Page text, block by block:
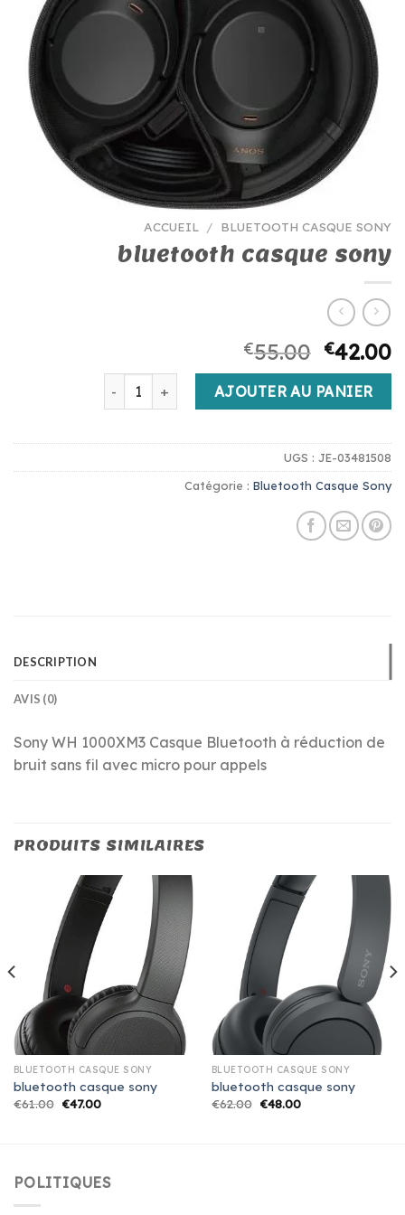
ACCUEIL / BLUETOOTH CASQUE SONY
bluetooth casque sony
€55.00 €42.00
quantité de bluetooth casque sony
AJOUTER AU PANIER
UGS : JE-03481508
Catégorie : Bluetooth Casque Sony
DESCRIPTION
AVIS (0)
Sony WH 1000XM3 Casque Bluetooth à réduction de
bruit sans fil avec micro pour appels
PRODUITS SIMILAIRES
BLUETOOTH CASQUE SONY
bluetooth casque sony
€61.00 €47.00
BLUETOOTH CASQUE SONY
bluetooth casque sony
€62.00 €48.00
POLITIQUES